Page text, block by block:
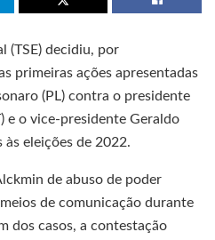
(TSE) decidiu, por
primeiras ações apresentadas
(PL) contra o presidente
e o vice-presidente Geraldo
às eleições de 2022.
de abuso de poder
de comunicação durante
dos casos, a contestação